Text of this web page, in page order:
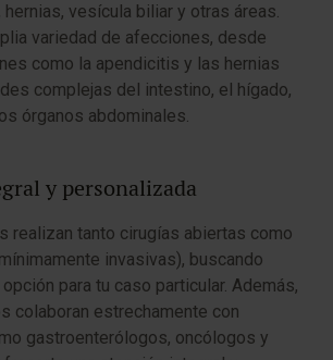
hernias, vesícula biliar y otras áreas.
variedad de afecciones, desde
como la apendicitis y las hernias
complejas del intestino, el hígado,
órganos abdominales.
y personalizada
realizan tanto cirugías abiertas como
invasivas), buscando
para tu caso particular. Además,
colaboran estrechamente con
gastroenterólogos, oncólogos y